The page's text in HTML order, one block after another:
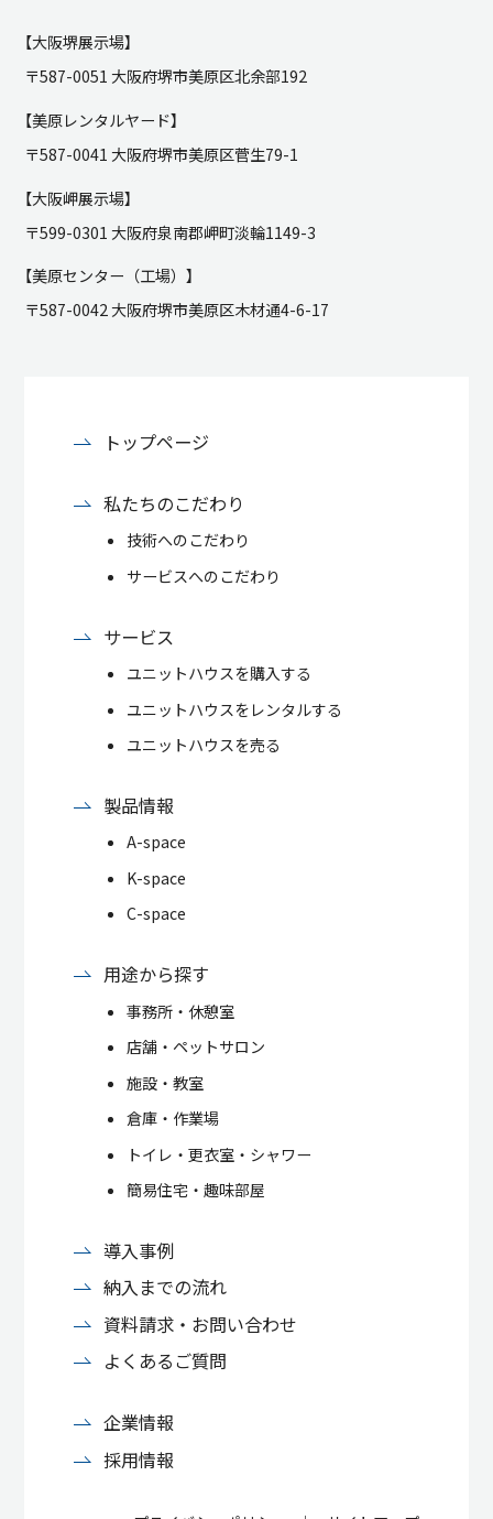
【大阪堺展示場】
〒587-0051 大阪府堺市美原区北余部192
【美原レンタルヤード】
〒587-0041 大阪府堺市美原区菅生79-1
【大阪岬展示場】
〒599-0301 大阪府泉南郡岬町淡輪1149-3
【美原センター（工場）】
〒587-0042 大阪府堺市美原区木材通4-6-17
トップページ
私たちのこだわり
技術へのこだわり
サービスへのこだわり
サービス
ユニットハウスを購入する
ユニットハウスをレンタルする
ユニットハウスを売る
製品情報
A-space
K-space
C-space
用途から探す
事務所・休憩室
店舗・ペットサロン
施設・教室
倉庫・作業場
トイレ・更衣室・シャワー
簡易住宅・趣味部屋
導入事例
納入までの流れ
資料請求・お問い合わせ
よくあるご質問
企業情報
採用情報